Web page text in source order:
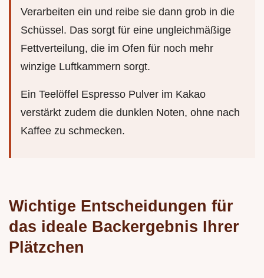
Verarbeiten ein und reibe sie dann grob in die
Schüssel. Das sorgt für eine ungleichmäßige
Fettverteilung, die im Ofen für noch mehr
winzige Luftkammern sorgt.
Ein Teelöffel Espresso Pulver im Kakao
verstärkt zudem die dunklen Noten, ohne nach
Kaffee zu schmecken.
Wichtige Entscheidungen für
das ideale Backergebnis Ihrer
Plätzchen